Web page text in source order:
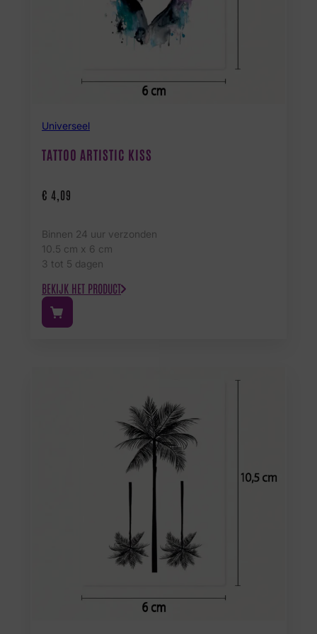
Universeel
TATTOO ARTISTIC KISS
€ 4,09
Binnen 24 uur verzonden
10.5 cm x 6 cm
3 tot 5 dagen
BEKIJK HET PRODUCT